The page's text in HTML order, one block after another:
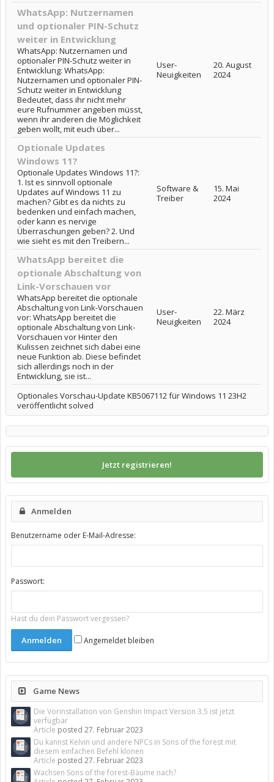
WhatsApp: Nutzernamen
und optionaler PIN-Schutz
weiter in Entwicklung
WhatsApp: Nutzernamen und
optionaler PIN-Schutz weiter in
Entwicklung: WhatsApp:
Nutzernamen und optionaler PIN-
Schutz weiter in Entwicklung
Bedeutet, dass ihr nicht mehr
eure Rufnummer angeben müsst,
wenn ihr anderen die Möglichkeit
geben wollt, mit euch über...
User-
Neuigkeiten
20. August
2024
Optionale Updates
Windows 11?
Optionale Updates Windows 11?:
1. Ist es sinnvoll optionale
Updates auf Windows 11 zu
machen? Gibt es da nichts zu
bedenken und einfach machen,
oder kann es nervige
Überraschungen geben? 2. Und
wie sieht es mit den Treibern...
Software &
Treiber
15. Mai
2024
WhatsApp bereitet die
optionale Abschaltung von
Link-Vorschauen vor
WhatsApp bereitet die optionale
Abschaltung von Link-Vorschauen
vor: WhatsApp bereitet die
optionale Abschaltung von Link-
Vorschauen vor Hinter den
Kulissen zeichnet sich dabei eine
neue Funktion ab. Diese befindet
sich allerdings noch in der
Entwicklung, sie ist...
User-
Neuigkeiten
22. März
2024
Optionales Vorschau-Update KB5067112 für Windows 11 23H2
veröffentlicht solved
Jetzt registrieren!
Anmelden
Benutzername oder E-Mail-Adresse:
Passwort:
Hast du dein Passwort vergessen?
Angemeldet bleiben
Game News
Die Vorinstallation von Genshin Impact Version 3.5 ist jetzt
verfügbar
Article posted 27. Februar 2023
Du kannst Kelvin und andere NPCs in Sons of the forest mit
diesem einfachen Befehl klonen
Article posted 27. Februar 2023
Wachsen Sons of the forest-Bäume nach?